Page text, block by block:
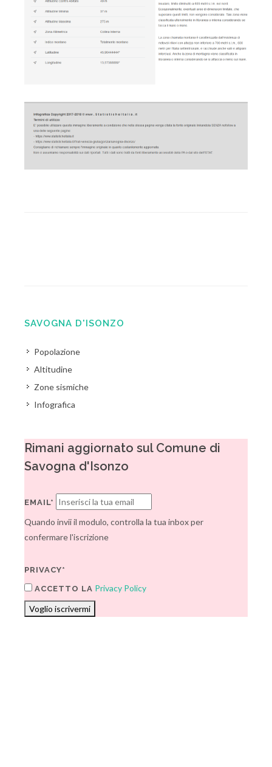
SAVOGNA D'ISONZO
Popolazione
Altitudine
Zone sismiche
Infografica
Rimani aggiornato sul Comune di
Savogna d'Isonzo
EMAIL*
Quando invii il modulo, controlla la tua inbox per
confermare l'iscrizione
PRIVACY*
ACCETTO LA Privacy Policy
Voglio iscrivermi